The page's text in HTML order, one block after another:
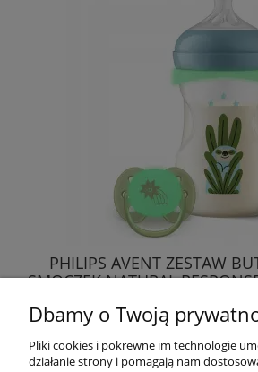
PHILIPS AVENT ZESTAW
SMOCZEK NATURAL
89,00 zł
DO KOSZYKA
Dbamy o Twoją
Pliki cookies i pokrewne im technologie
działanie strony i pomagają nam